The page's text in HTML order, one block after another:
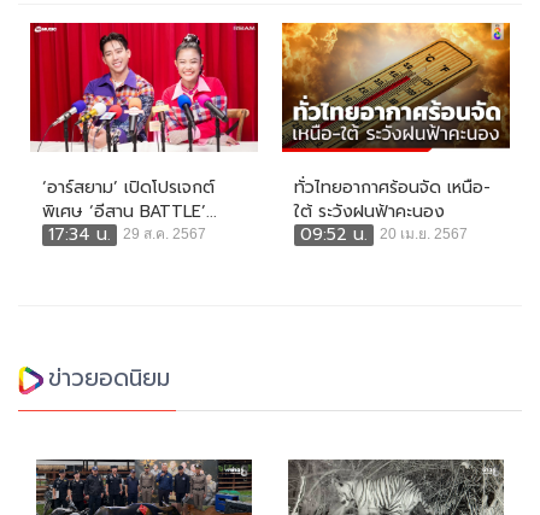
‘อาร์สยาม’ เปิดโปรเจกต์
พิเศษ ‘อีสาน BATTLE’...
17:34 น.
29 ส.ค. 2567
ทั่วไทยอากาศร้อนจัด เหนือ-
ใต้ ระวังฝนฟ้าคะนอง
09:52 น.
20 เม.ย. 2567
ข่าวยอดนิยม